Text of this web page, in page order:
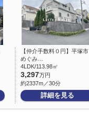
【仲介手数料０円】平塚市
めぐみ…
4LDK/113.98㎡
3,297万円
約2337m／30分
詳細を見る